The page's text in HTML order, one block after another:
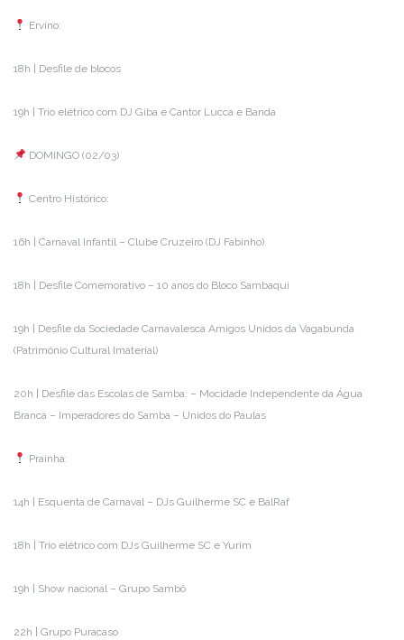
Ervino:
18h | Desfile de blocos
19h | Trio elétrico com DJ Giba e Cantor Lucca e Banda
DOMINGO (02/03)
Centro Histórico:
16h | Carnaval Infantil – Clube Cruzeiro (DJ Fabinho)
18h | Desfile Comemorativo – 10 anos do Bloco Sambaqui
19h | Desfile da Sociedade Carnavalesca Amigos Unidos da Vagabunda
(Patrimônio Cultural Imaterial)
20h | Desfile das Escolas de Samba: – Mocidade Independente da Água
Branca – Imperadores do Samba – Unidos do Paulas
Prainha:
14h | Esquenta de Carnaval – DJs Guilherme SC e BalRaf
18h | Trio elétrico com DJs Guilherme SC e Yurim
19h | Show nacional – Grupo Sambô
22h | Grupo Puracaso